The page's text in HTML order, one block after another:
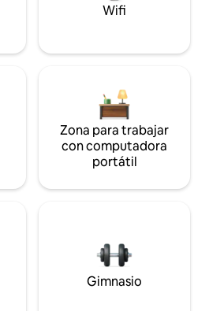
Wifi
Zona para trabajar
con computadora
portátil
Gimnasio